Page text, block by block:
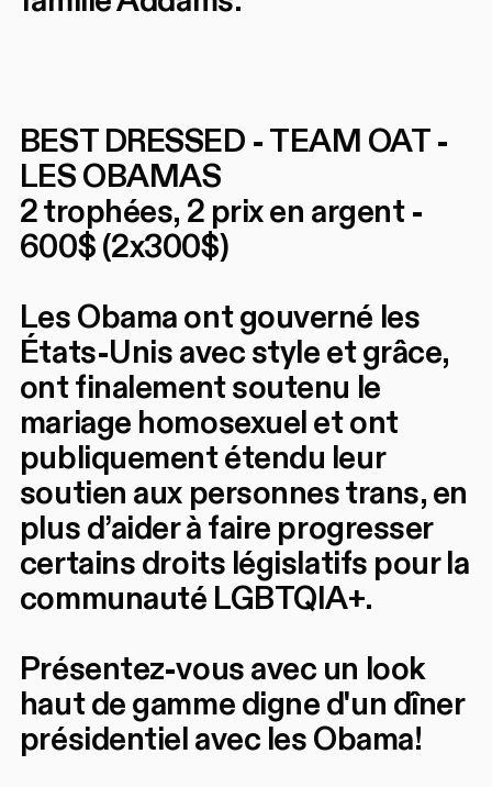
BEST DRESSED - TEAM OAT -
LES OBAMAS
2 trophées, 2 prix en argent -
600$ (2x300$)
Les Obama ont gouverné les
États-Unis avec style et grâce,
ont finalement soutenu le
mariage homosexuel et ont
publiquement étendu leur
soutien aux personnes trans, en
plus d’aider à faire progresser
certains droits législatifs pour la
communauté LGBTQIA+.
Présentez-vous avec un look
haut de gamme digne d'un dîner
présidentiel avec les Obama!